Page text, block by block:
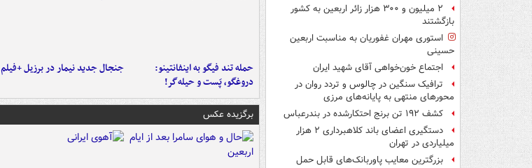
۲ میلیون و ۳۰۰ هزار زائر اربعین به کشور
بازگشتند
استوری مهران غفوریان به مناسبت اربعین
حسینی
اجتماع خون‌خواهی آقای شهید ایران
ترافیک سنگین در چالوس و تردد روان در
محورهای منتهی به پایانه‌های مرزی
کشف ۱۹۲ تن برنج احتکارشده در بندرعباس
دستگیری اعضای باند کلاهبرداری ۲ هزار
میلیاردی در تهران
بزرگترین معایب پاوربانک‌های قابل حمل
حمله تند فیگو به اینفانتینو:
دروغگو، پَست‌ و حیله‌گر!
جنجال جدید نیمار در برزیل +فیلم
برگزیده عکس